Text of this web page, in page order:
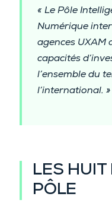
« Le Pôle
Numérique
agences UXAM
capacités
l’ensemble du
l’international. »
LES HUIT
PÔLE